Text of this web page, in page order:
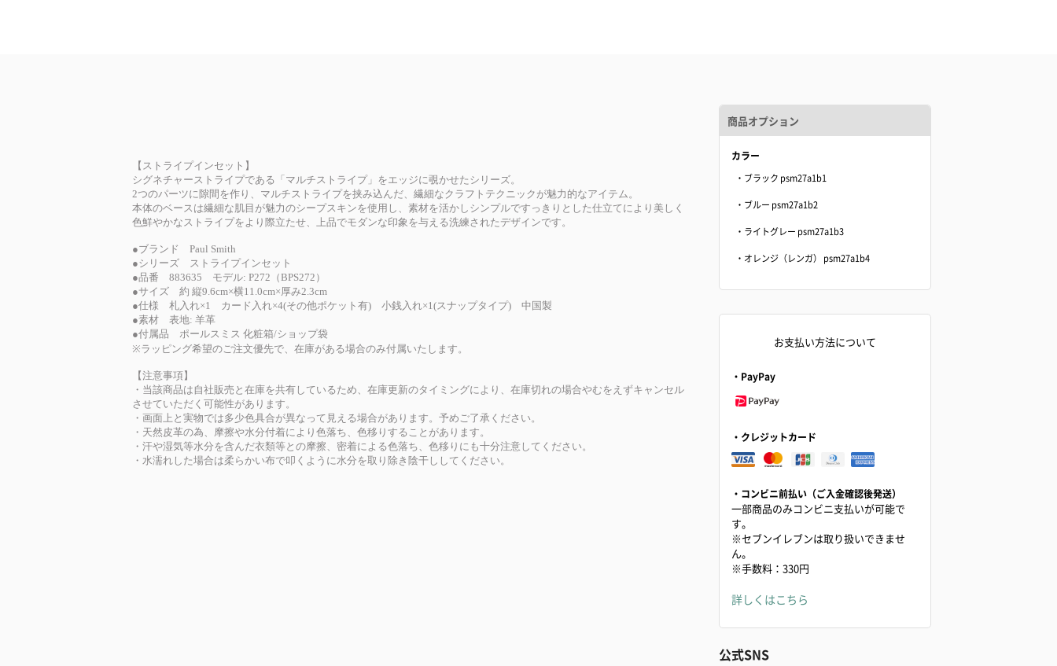
商品オプション
カラー
・ブラック psm27a1b1
・ブルー psm27a1b2
・ライトグレー psm27a1b3
・オレンジ（レンガ） psm27a1b4
お支払い方法について
・PayPay
・クレジットカード
・コンビニ前払い（ご入金確認後発送）
一部商品のみコンビニ支払いが可能で
す。
※セブンイレブンは取り扱いできませ
ん。
※手数料：330円
詳しくはこちら
公式SNS